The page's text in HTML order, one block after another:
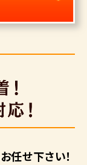
お任せ下さい！